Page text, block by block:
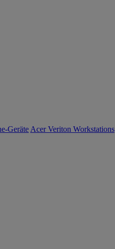
Geräte Acer Veriton Workstations